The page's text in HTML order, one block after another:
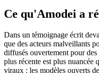
Ce qu'Amodei a
Dans un témoignage écrit
que des acteurs malveillants
diffusés ouvertement pour
plus récente est plus nuancée
viraux : les modèles ouverts